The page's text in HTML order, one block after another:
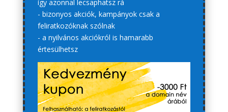
így azonnal lecsaphatsz rá
- bizonyos akciók, kampányok csak a
feliratkozóknak szólnak
- a nyilvános akciókról is hamarabb
értesülhetsz